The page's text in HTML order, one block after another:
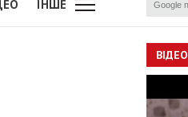
ІНШЕ
ВІДЕО